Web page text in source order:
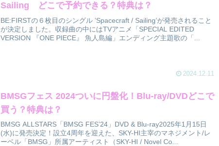
Sailing どこで予約できる？特典は？
BE:FIRSTの６枚目のシングル ’Spacecraft / Sailing’が発売されること
が決定しました。収録曲の中にはTVアニメ「SPECIAL EDITED
VERSION 『ONE PIECE』 魚人島編」エンディング主題歌の「...
2024.12.11
BMSGフェス 2024ついに円盤化！Blu-ray/DVDどこで
買う？特典は？
BMSG ALLSTARS「BMSG FES’24」DVD & Blu-ray2025年1月15日
(水)に発売決定！設立4周年を迎えた、SKY-HI主宰のマネジメント/レ
ーベル「BMSG」所属アーティスト（SKY-HI / Novel Co...